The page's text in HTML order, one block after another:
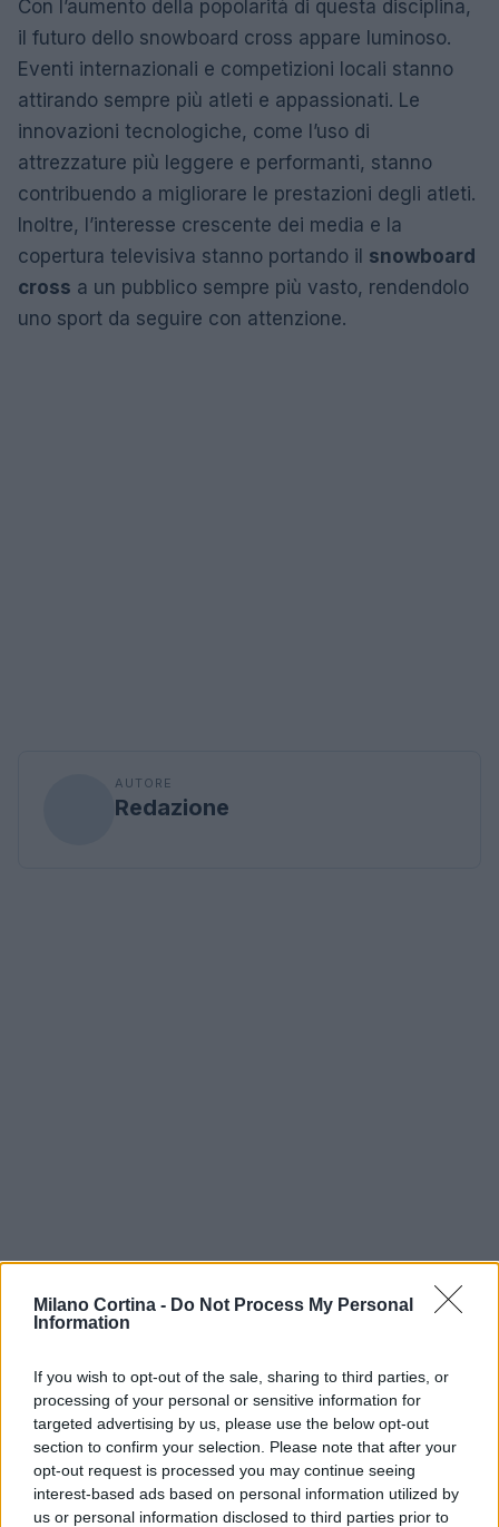
Milano Cortina - Do Not Process My Personal
Information
If you wish to opt-out of the sale, sharing to third parties, or
processing of your personal or sensitive information for
targeted advertising by us, please use the below opt-out
section to confirm your selection. Please note that after your
opt-out request is processed you may continue seeing
interest-based ads based on personal information utilized by
us or personal information disclosed to third parties prior to
Con l’aumento della popolarità di questa disciplina,
il futuro dello snowboard cross appare luminoso.
Eventi internazionali e competizioni locali stanno
attirando sempre più atleti e appassionati. Le
innovazioni tecnologiche, come l’uso di
attrezzature più leggere e performanti, stanno
contribuendo a migliorare le prestazioni degli atleti.
Inoltre, l’interesse crescente dei media e la
copertura televisiva stanno portando il snowboard
cross a un pubblico sempre più vasto, rendendolo
uno sport da seguire con attenzione.
AUTORE
Redazione
Continua a leggere
NEVE ESTREMA